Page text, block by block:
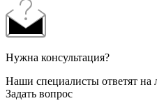
Нужна консультация?
Наши специалисты ответят
Задать вопрос